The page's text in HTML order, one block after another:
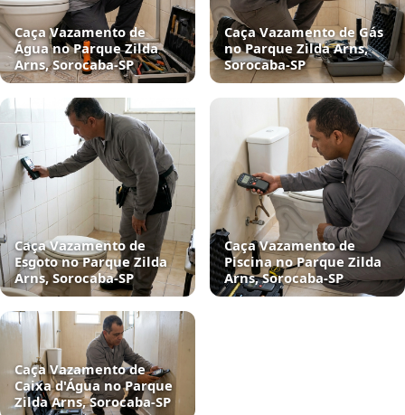
Caça Vazamento de
Água no Parque Zilda
Arns, Sorocaba‑SP
Caça Vazamento de Gás
no Parque Zilda Arns,
Sorocaba‑SP
Caça Vazamento de
Esgoto no Parque Zilda
Arns, Sorocaba‑SP
Caça Vazamento de
Piscina no Parque Zilda
Arns, Sorocaba‑SP
Caça Vazamento de
Caixa d'Água no Parque
Zilda Arns, Sorocaba‑SP